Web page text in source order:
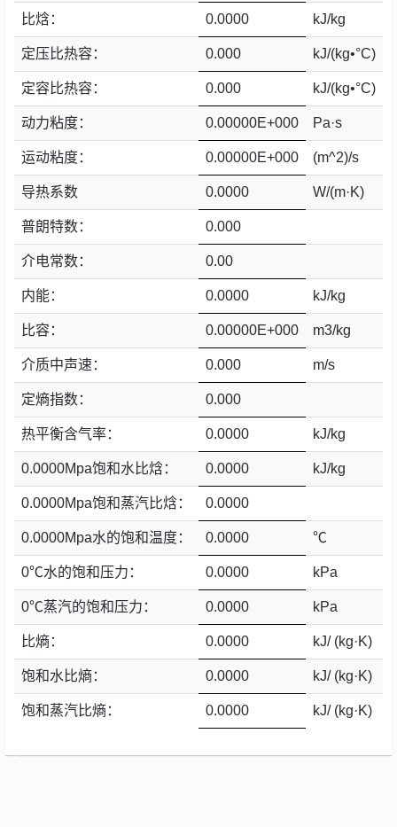
Csharp
生
活
数
码
Xamarin
错
误
软
件
教
程
Unity3D
SignalR
ASP.NET
Win10
比焓： 0.0000 kJ/kg
定压比热容： 0.000 kJ/(kg•°C)
定容比热容： 0.000 kJ/(kg•°C)
动力粘度： 0.00000E+000 Pa·s
运动粘度： 0.00000E+000 (m^2)/s
导热系数 0.0000 W/(m·K)
普朗特数： 0.000
介电常数： 0.00
内能： 0.0000 kJ/kg
比容： 0.00000E+000 m3/kg
介质中声速： 0.000 m/s
定熵指数： 0.000
热平衡含气率： 0.0000 kJ/kg
0.0000Mpa饱和水比焓： 0.0000 kJ/kg
0.0000Mpa饱和蒸汽比焓： 0.0000
0.0000Mpa水的饱和温度： 0.0000 ℃
0℃水的饱和压力： 0.0000 kPa
0℃蒸汽的饱和压力： 0.0000 kPa
比熵： 0.0000 kJ/ (kg·K)
饱和水比熵： 0.0000 kJ/ (kg·K)
饱和蒸汽比熵： 0.0000 kJ/ (kg·K)